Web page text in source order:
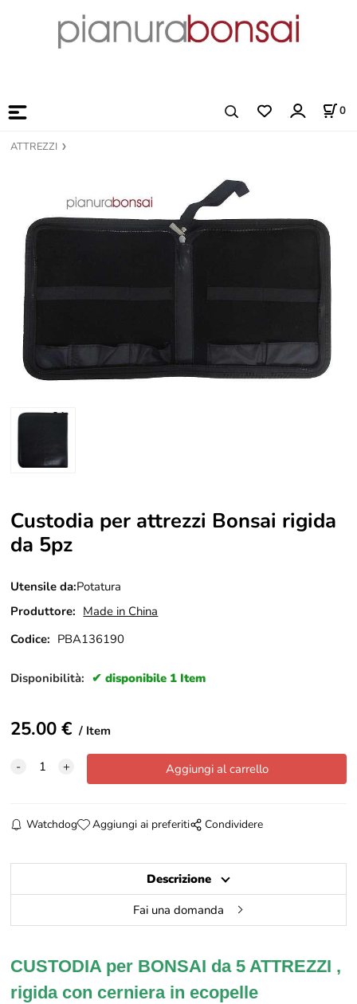
0
ATTREZZI
Custodia per attrezzi Bonsai rigida
da 5pz
Utensile da:Potatura
Produttore: Made in China
Codice: PBA136190
Disponibilità: disponibile 1 Item
25.00€ Item
Watchdog Aggiungi ai preferiti Condividere
Descrizione
Fai una domanda
CUSTODIA per BONSAI da 5 ATTREZZI ,
rigida con cerniera in ecopelle